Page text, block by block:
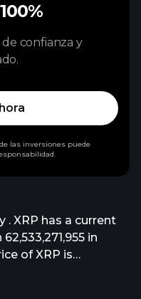
. XRP has a current
in
of XRP is
active
confianza y
las inversiones puede